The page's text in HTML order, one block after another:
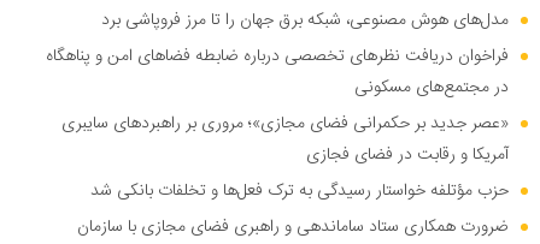
مدل‌های هوش مصنوعی، شبکه برق جهان را تا مرز فروپاشی برد
فراخوان دریافت نظر‌های تخصصی درباره ضابطه فضا‌های امن و پناهگاه
در مجتمع‌های مسکونی
«عصر جدید بر حکمرانی فضای مجازی»؛ مروری بر راهبرد‌های سایبری
آمریکا و رقابت در فضای فجازی
حزب مؤتلفه خواستار رسیدگی به ترک فعل‌ها و تخلفات بانکی شد
ضرورت همکاری ستاد ساماندهی و راهبری فضای مجازی با سازمان